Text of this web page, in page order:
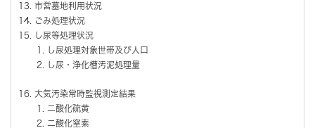
市営墓地利用状況
ごみ処理状況
し尿等処理状況
し尿処理対象世帯及び人口
し尿・浄化槽汚泥処理量
大気汚染常時監視測定結果
二酸化硫黄
二酸化窒素